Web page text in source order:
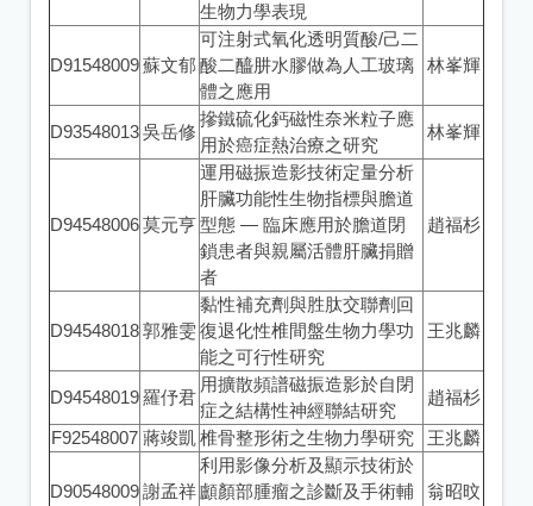
生物力學表現
D91548009蘇文郁
可注射式氧化透明質酸/己二
酸二醯肼水膠做為人工玻璃
體之應用
林峯輝
D93548013吳岳修
摻鐵硫化鈣磁性奈米粒子應
用於癌症熱治療之研究
林峯輝
D94548006莫元亨
運用磁振造影技術定量分析
肝臟功能性生物指標與膽道
型態 — 臨床應用於膽道閉
鎖患者與親屬活體肝臟捐贈
者
趙福杉
D94548018郭雅雯
黏性補充劑與胜肽交聯劑回
復退化性椎間盤生物力學功
能之可行性研究
王兆麟
D94548019羅伃君
用擴散頻譜磁振造影於自閉
症之結構性神經聯結研究
趙福杉
F92548007 蔣竣凱 椎骨整形術之生物力學研究 王兆麟
D90548009謝孟祥
利用影像分析及顯示技術於
顱顏部腫瘤之診斷及手術輔
翁昭旼